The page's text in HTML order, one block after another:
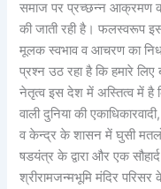
समाज पर प्रच्छन्न आक्रमण
की जाती रही है। फलस्वरूप
मूलक स्वभाव व आचरण का
प्रश्न उठ रहा है कि हमारे लिए
नेतृत्व इस देश में अस्तित्व में है
वाली दुनिया की
व केन्द्र के शासन में घुसी
षडयंत्र के द्वारा और एक
श्रीरामजन्मभूमि मंदिर